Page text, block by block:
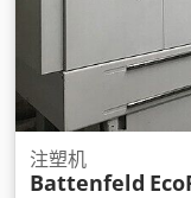
注塑机
Battenfeld